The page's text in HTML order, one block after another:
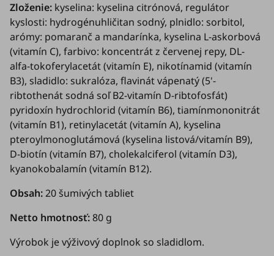
Zloženie: kyselina: kyselina citrónová, regulátor
kyslosti: hydrogénuhličitan sodný, plnidlo: sorbitol,
arómy: pomaranč a mandarínka, kyselina L-askorbová
(vitamín C), farbivo: koncentrát z červenej repy, DL-
alfa-tokoferylacetát (vitamín E), nikotínamid (vitamín
B3), sladidlo: sukralóza, flavinát vápenatý (5'-
ribtothenát sodná soľ B2-vitamín D-ribtofosfát)
pyridoxín hydrochlorid (vitamín B6), tiamínmononitrát
(vitamín B1), retinylacetát (vitamín A), kyselina
pteroylmonoglutámová (kyselina listová/vitamín B9),
D-biotín (vitamín B7), cholekalciferol (vitamín D3),
kyanokobalamín (vitamín B12).
Obsah:20 šumivých tabliet
Netto hmotnosť:80 g
Výrobok je výživový doplnok so sladidlom.